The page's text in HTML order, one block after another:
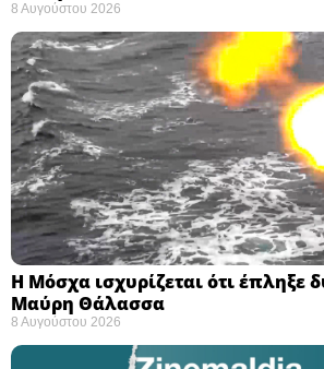
8 Αυγούστου 2026
Η Μόσχα ισχυρίζεται ότι έπληξε
Μαύρη Θάλασσα ​
8 Αυγούστου 2026